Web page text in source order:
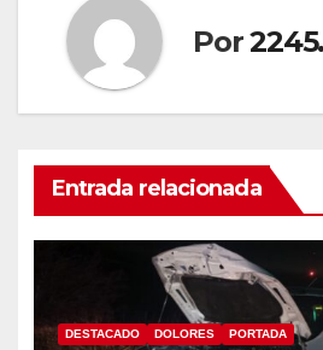
Por
Entrada relacionada
DESTACADO DOLORES PORTADA